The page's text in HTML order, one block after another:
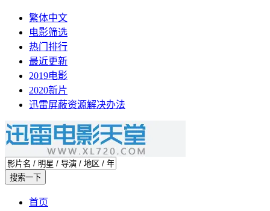
繁体中文
电影筛选
热门排行
最近更新
2019电影
2020新片
迅雷屏蔽资源解决办法
首页